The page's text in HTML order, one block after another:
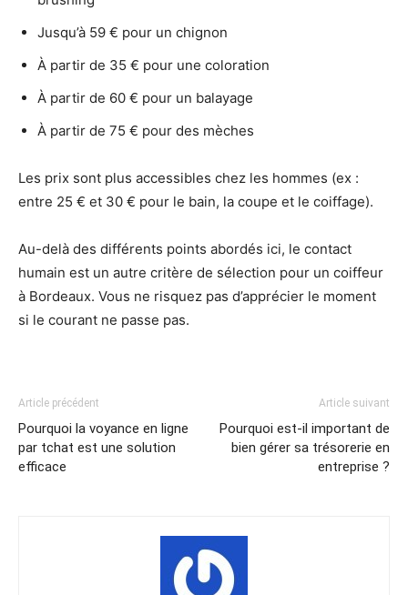
Jusqu’à 59 € pour un chignon
À partir de 35 € pour une coloration
À partir de 60 € pour un balayage
À partir de 75 € pour des mèches
Les prix sont plus accessibles chez les hommes (ex :
entre 25 € et 30 € pour le bain, la coupe et le coiffage).
Au-delà des différents points abordés ici, le contact
humain est un autre critère de sélection pour un coiffeur
à Bordeaux. Vous ne risquez pas d’apprécier le moment
si le courant ne passe pas.
Article précédent
Pourquoi la voyance en ligne
par tchat est une solution
efficace
Article suivant
Pourquoi est-il important de
bien gérer sa trésorerie en
entreprise ?